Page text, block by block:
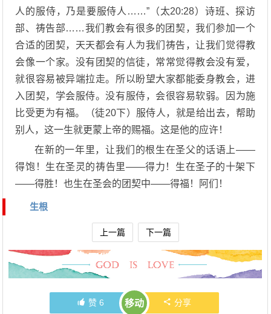
人的服侍，乃是要服侍人……”（太20:28）诗班、探访
部、祷告部……我们教会有很多的团契，我们参加一个
合适的团契，天天都会有人为我们祷告，让我们觉得教
会像一个家。没有团契的信徒，常常觉得教会没有爱，
就很容易被异端拉走。所以盼望大家都能委身教会，进
入团契，学会服侍。没有服侍，会很容易软弱。因为施
比受更为有福。（徒20下）服侍人，就是给出去，帮助
别人，这一生就更蒙上帝的赐福。这是他的应许！
在新的一年里，让我们的根生在圣父的话语上——
得饱！生在圣灵的祷告里——得力！生在圣子的十架下
——得胜！也生在圣会的团契中——得福！阿们！
生根
上一篇 下一篇
赞6 移动 分享